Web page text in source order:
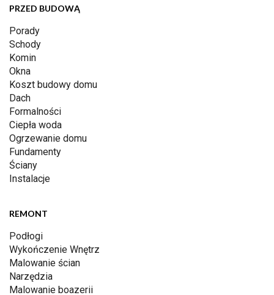
PRZED BUDOWĄ
Porady
Schody
Komin
Okna
Koszt budowy domu
Dach
Formalności
Ciepła woda
Ogrzewanie domu
Fundamenty
Ściany
Instalacje
REMONT
Podłogi
Wykończenie Wnętrz
Malowanie ścian
Narzędzia
Malowanie boazerii